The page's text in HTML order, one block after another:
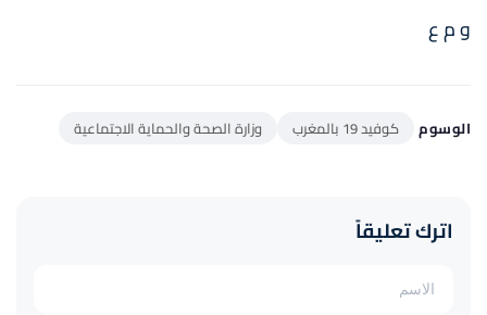
و م ع
الوسوم كوفيد 19 بالمغرب وزارة الصحة والحماية الاجتماعية
اترك تعليقاً